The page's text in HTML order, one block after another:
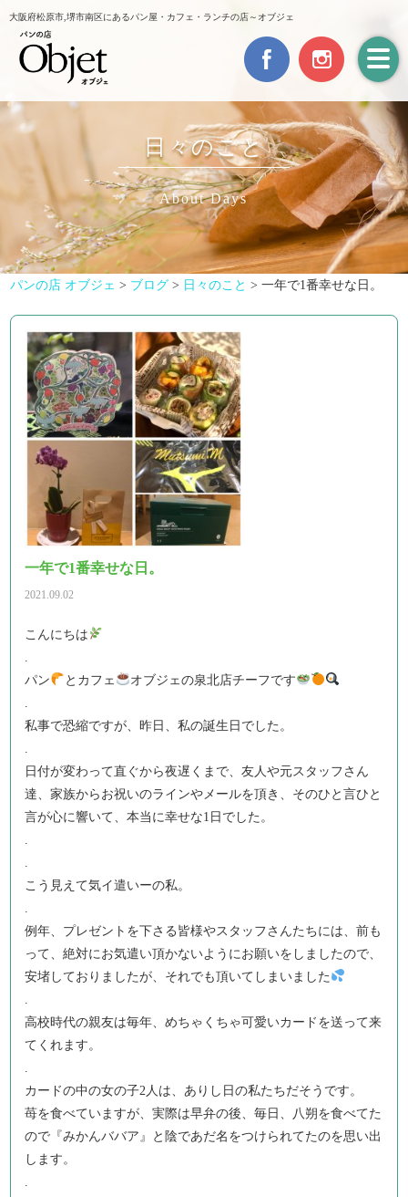
大阪府松原市,堺市南区にあるパン屋・カフェ・ランチの店～オブジェ
日々のこと
About Days
パンの店 オブジェ > ブログ > 日々のこと >一年で1番幸せな日。
一年で1番幸せな日。
2021.09.02
こんにちは
.
パン
とカフェ
オブジェの泉北店チーフです
.
私事で恐縮ですが、昨日、私の誕生日でした。
.
日付が変わって直ぐから夜遅くまで、友人や元スタッフさん
達、家族からお祝いのラインやメールを頂き、そのひと言ひと
言が心に響いて、本当に幸せな1日でした。
.
.
こう見えて気イ遣いーの私。
.
例年、プレゼントを下さる皆様やスタッフさんたちには、前も
って、絶対にお気遣い頂かないようにお願いをしましたので、
安堵しておりましたが、それでも頂いてしまいました
.
高校時代の親友は毎年、めちゃくちゃ可愛いカードを送って来
てくれます。
.
カードの中の女の子2人は、ありし日の私たちだそうです。
苺を食べていますが、実際は早弁の後、毎日、八朔を食べてた
ので『みかんババア』と陰であだ名をつけられてたのを思い出
します。
.